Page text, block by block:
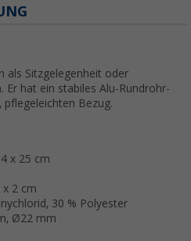
als Sitzgelegenheit oder
Er hat ein stabiles Alu-Rundrohr-
Bezug.
x 25 cm
x 2 cm
30 % Polyester
Ø22 mm